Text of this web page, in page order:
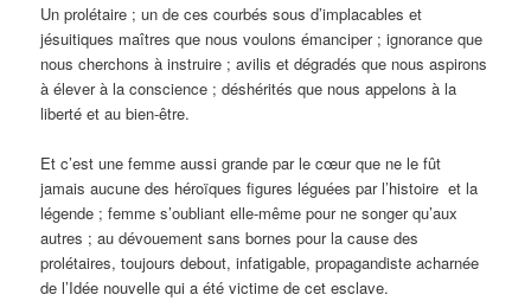
Un prolétaire ; un de ces courbés sous d’implacables et
jésuitiques maîtres que nous voulons émanciper ; ignorance que
nous cherchons à instruire ; avilis et dégradés que nous aspirons
à élever à la conscience ; déshérités que nous appelons à la
liberté et au bien-être.
Et c’est une femme aussi grande par le cœur que ne le fût
jamais aucune des héroïques figures léguées par l’histoire et la
légende ; femme s’oubliant elle-même pour ne songer qu’aux
autres ; au dévouement sans bornes pour la cause des
prolétaires, toujours debout, infatigable, propagandiste acharnée
de l’Idée nouvelle qui a été victime de cet esclave.